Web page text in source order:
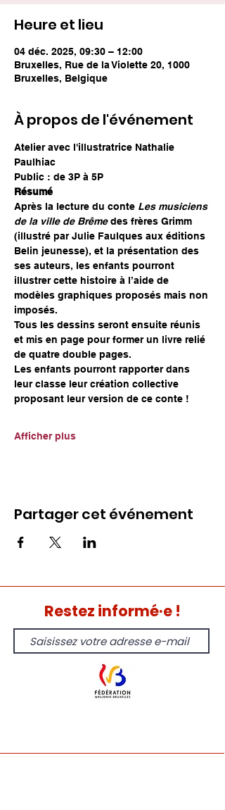
Heure et lieu
04 déc. 2025, 09:30 – 12:00
Bruxelles, Rue de la Violette 20, 1000
Bruxelles, Belgique
À propos de l'événement
Atelier avec l'illustratrice Nathalie
Paulhiac
Public : de 3P à 5P
Résumé
Après la lecture du conte Les musiciens
de la ville de Brême des frères Grimm
(illustré par Julie Faulques aux éditions
Belin jeunesse), et la présentation des
ses auteurs, les enfants pourront
illustrer cette histoire à l’aide de
modèles graphiques proposés mais non
imposés.
Tous les dessins seront ensuite réunis
et mis en page pour former un livre relié
de quatre double pages.
Les enfants pourront rapporter dans
leur classe leur création collective
proposant leur version de ce conte !
Afficher plus
Partager cet événement
Restez informé·e !